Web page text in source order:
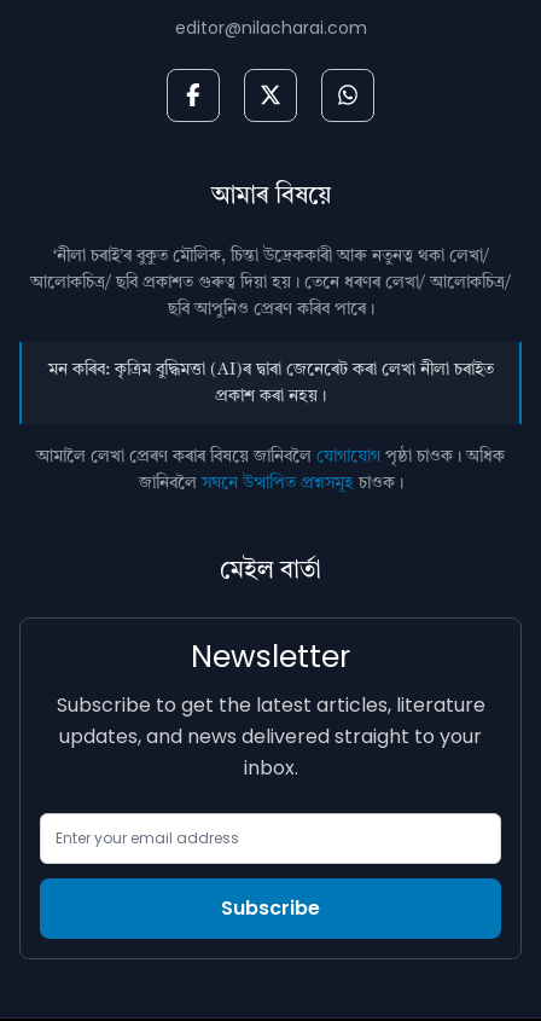
editor@nilacharai.com
আমাৰ বিষয়ে
‘নীলা চৰাই’ৰ বুকুত মৌলিক, চিন্তা উদ্রেককাৰী আৰু নতুনত্ব থকা লেখা/
আলোকচিত্ৰ/ ছবি প্রকাশত গুৰুত্ব দিয়া হয়। তেনে ধৰণৰ লেখা/ আলোকচিত্ৰ/
ছবি আপুনিও প্রেৰণ কৰিব পাৰে।
মন কৰিব: কৃত্ৰিম বুদ্ধিমত্তা (AI)ৰ দ্বাৰা জেনেৰেট কৰা লেখা নীলা চৰাইত
প্ৰকাশ কৰা নহয়।
আমালৈ লেখা প্ৰেৰণ কৰাৰ বিষয়ে জানিবলৈ যোগাযোগ পৃষ্ঠা চাওক। অধিক
জানিবলৈসঘনে উত্থাপিত প্ৰশ্নসমূহচাওক।
মেইল বাৰ্তা
Newsletter
Subscribe to get the latest articles, literature
updates, and news delivered straight to your
inbox.
Subscribe